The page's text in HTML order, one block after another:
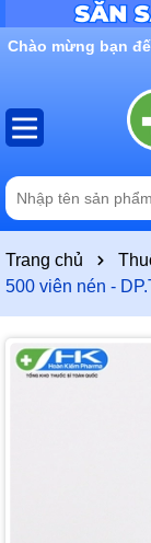
Rất nhiều ưu đãi
Trang chủ
500 viên nén -